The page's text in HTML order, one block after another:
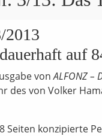
2013
auf
vonALFONZ –
des von Volker
Seiten konzipierte